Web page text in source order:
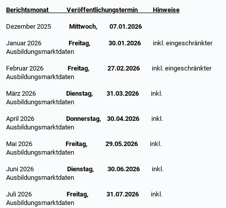
Berichtsmonat Veröffentlichungstermin Hinweise
Dezember 2025 Mittwoch, 07.01.2026
Januar 2026 Freitag, 30.01.2026 inkl. eingeschränkter
Ausbildungsmarktdaten
Februar 2026 Freitag, 27.02.2026 inkl. eingeschränkter
Ausbildungsmarktdaten
März 2026 Dienstag, 31.03.2026 inkl.
Ausbildungsmarktdaten
April 2026 Donnerstag, 30.04.2026 inkl.
Ausbildungsmarktdaten
Mai 2026 Freitag, 29.05.2026 inkl.
Ausbildungsmarktdaten
Juni 2026 Dienstag, 30.06.2026 inkl.
Ausbildungsmarktdaten
Juli 2026 Freitag, 31.07.2026 inkl.
Ausbildungsmarktdaten